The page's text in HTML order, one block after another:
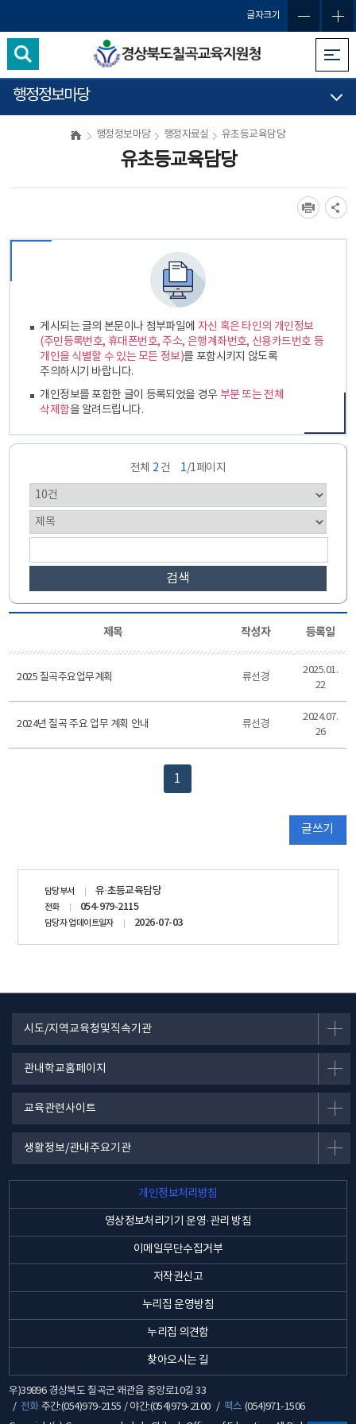
글자크기
행정정보마당
행정정보마당 행정자료실 유초등교육담당
유초등교육담당
게시되는 글의 본문이나 첨부파일에 자신 혹은 타인의 개인정보
(주민등록번호, 휴대폰번호, 주소, 은행계좌번호, 신용카드번호 등
개인을 식별할 수 있는 모든 정보)를 포함시키지 않도록
주의하시기 바랍니다.
개인정보를 포함한 글이 등록되었을 경우 부분 또는 전체
삭제함을 알려드립니다.
전체 2 건 1/1페이지
검색
제목 작성자 등록일
2025 칠곡주요업무계획 류선경
2025.01.
22
2024년 칠곡 주요 업무 계획 안내 류선경
2024.07.
26
1
글쓰기
담당부서 유·초등교육담당
전화 054-979-2115
담당자 업데이트일자 2026-07-03
시도/지역교육청및직속기관
관내학교홈페이지
교육관련사이트
생활정보/관내주요기관
개인정보처리방침
영상정보처리기기 운영·관리 방침
이메일무단수집거부
저작권신고
누리집 운영방침
누리집 의견함
찾아오시는 길
우)39896 경상북도 칠곡군 왜관읍 중앙로10길 33
전화주간:(054)979-2155 / 야간:(054)979-2100 팩스 (054)971-1506